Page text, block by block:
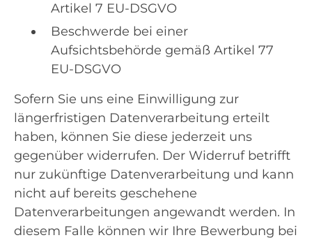
Artikel 7 EU-DSGVO
Beschwerde bei einer
Aufsichtsbehörde gemäß Artikel 77
EU-DSGVO
Sofern Sie uns eine Einwilligung zur
längerfristigen Datenverarbeitung erteilt
haben, können Sie diese jederzeit uns
gegenüber widerrufen. Der Widerruf betrifft
nur zukünftige Datenverarbeitung und kann
nicht auf bereits geschehene
Datenverarbeitungen angewandt werden. In
diesem Falle können wir Ihre Bewerbung bei